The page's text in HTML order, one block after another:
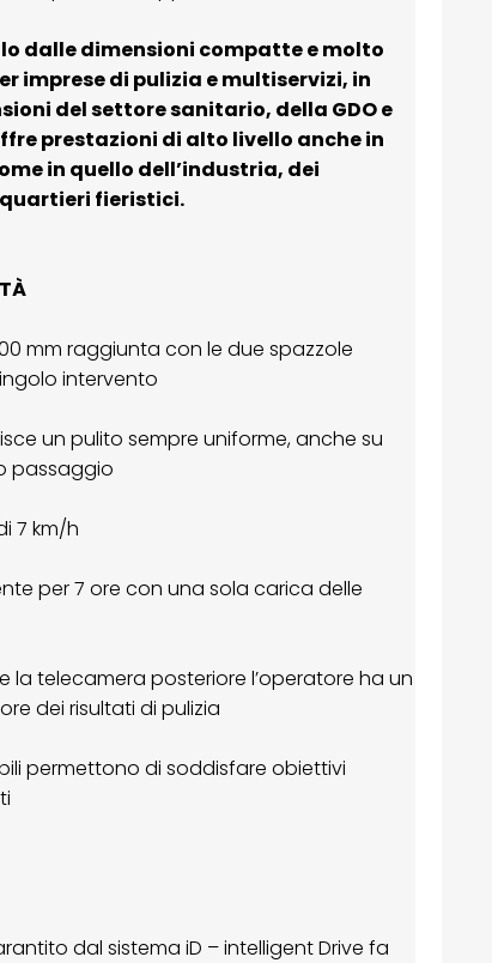
dalle dimensioni compatte e molto
imprese di pulizia e multiservizi, in
del settore sanitario, della GDO e
prestazioni di alto livello anche in
in quello dell’industria, dei
fieristici.
mm raggiunta con le due spazzole
intervento
un pulito sempre uniforme, anche su
passaggio
7 km/h
per 7 ore con una sola carica delle
la telecamera posteriore l’operatore ha un
dei risultati di pulizia
permettono di soddisfare obiettivi
dal sistema iD – intelligent Drive fa